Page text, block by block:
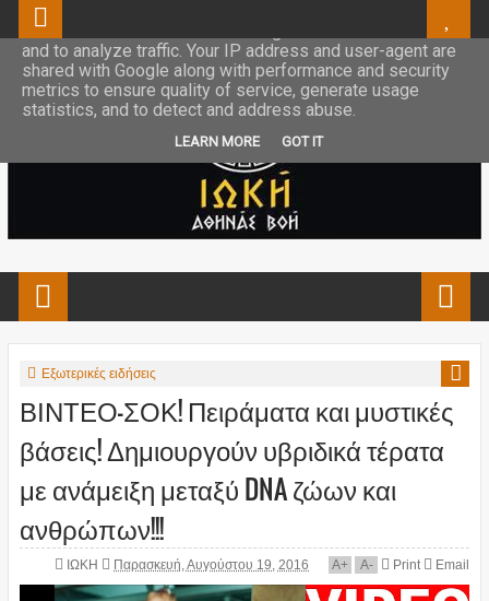
Εξωτερικές ειδήσεις
ΒΙΝΤΕΟ-ΣΟΚ! Πειράματα και μυστικές
βάσεις! Δημιουργούν υβριδικά τέρατα
με ανάμειξη μεταξύ DNA ζώων και
ανθρώπων!!!
ΙΩΚΗ Παρασκευή, Αυγούστου 19, 2016 A+ A- Print Email
This site uses cookies from Google to deliver its services
and to analyze traffic. Your IP address and user-agent are
shared with Google along with performance and security
metrics to ensure quality of service, generate usage
statistics, and to detect and address abuse.
LEARN MORE GOT IT